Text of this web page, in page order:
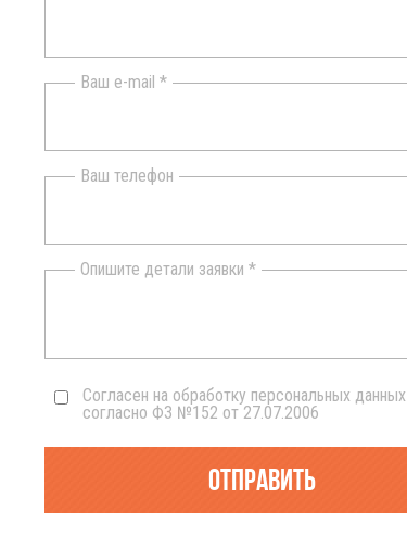
Ваш e-mail *
Ваш телефон
Опишите детали заявки *
Согласен на обработку персональных данных
согласно ФЗ №152 от 27.07.2006
Отправить